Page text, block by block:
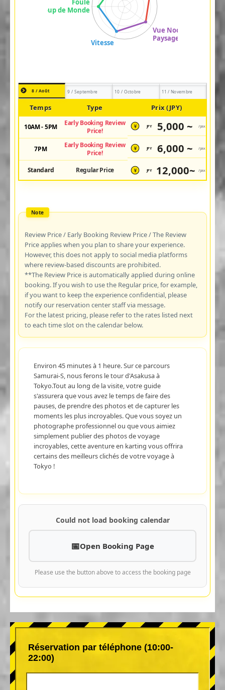
8 / Août 9 / Septembre 10 / Octobre 11 / Novembre
Temps Type Prix (JPY)
10AM - 5PM
Early Booking Review
Price!
¥ JPY 5,000 ~ /pax
7PM
Early Booking Review
Price!
¥ JPY 6,000 ~ /pax
Standard Regular Price ¥ JPY 12,000~ /pax
Review Price / Early Booking Review Price / The Review
Price applies when you plan to share your experience.
However, this does not apply to social media platforms
where review-based discounts are prohibited.
**The Review Price is automatically applied during online
booking. If you wish to use the Regular price, for example,
if you want to keep the experience confidential, please
notify our reservation center staff via message.
For the latest pricing, please refer to the rates listed next
to each time slot on the calendar below.
Environ 45 minutes à 1 heure. Sur ce parcours
Samurai-S, nous ferons le tour d'Asakusa à
Tokyo.Tout au long de la visite, votre guide
s'assurera que vous avez le temps de faire des
pauses, de prendre des photos et de capturer les
moments les plus incroyables. Que vous soyez un
photographe professionnel ou que vous aimiez
simplement publier des photos de voyage
incroyables, cette aventure en karting vous offrira
certains des meilleurs clichés de votre voyage à
Tokyo !
Could not load booking calendar
Open Booking Page
Please use the button above to access the booking page
Réservation par téléphone (10:00-
22:00)